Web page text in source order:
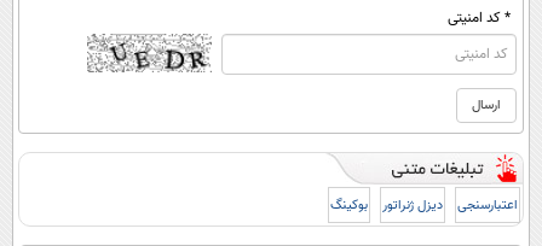
* کد امنیتی
اعتبارسنجی دیزل ژنراتور بوکینگ